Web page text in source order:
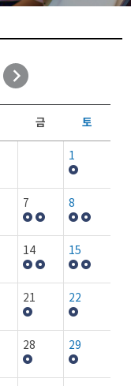
금 토
1
7 8
14 15
21 22
28 29